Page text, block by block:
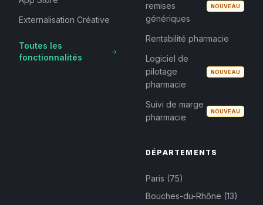
Externalisation Créative
Toutes les
fonctionnalités
remises
génériques
NOUVEAU
Rentabilité pharmacie
Logiciel de
pilotage
pharmacie
NOUVEAU
Suivi de marge
pharmacie
NOUVEAU
DÉPARTEMENTS
Paris (75)
Bouches-du-Rhône (13)